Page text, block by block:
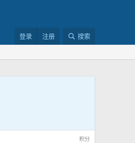
登录 注册 搜索
积分